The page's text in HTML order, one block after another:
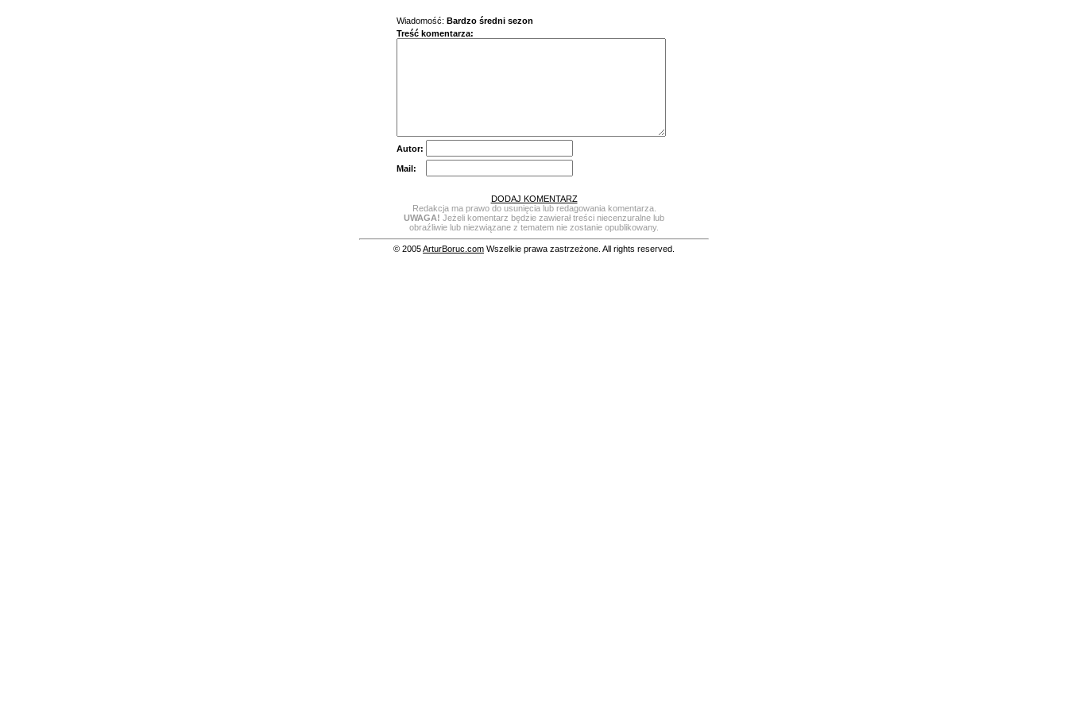
Wiadomość: Bardzo średni sezon
Treść komentarza:
Autor:
Mail:
DODAJ KOMENTARZ
Redakcja ma prawo do usunięcia lub redagowania komentarza.
UWAGA! Jeżeli komentarz będzie zawierał treści niecenzuralne lub
obraźliwie lub niezwiązane z tematem nie zostanie opublikowany.
© 2005ArturBoruc.com Wszelkie prawa zastrzeżone. All rights reserved.